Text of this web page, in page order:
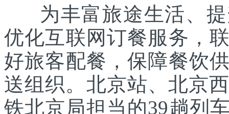
为丰富旅途生活、提
优化互联网订餐服务，
好旅客配餐，保障餐饮
送组织。北京站、北京
铁北京局担当的39趟列